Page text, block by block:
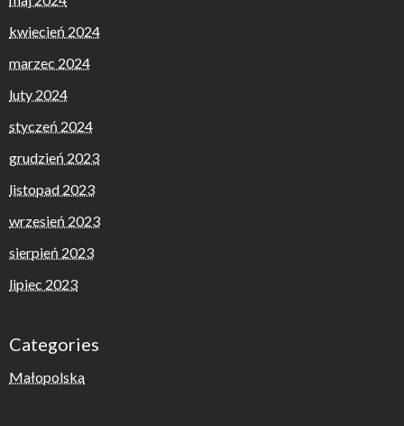
kwiecień 2024
marzec 2024
luty 2024
styczeń 2024
grudzień 2023
listopad 2023
wrzesień 2023
sierpień 2023
lipiec 2023
Categories
Małopolska